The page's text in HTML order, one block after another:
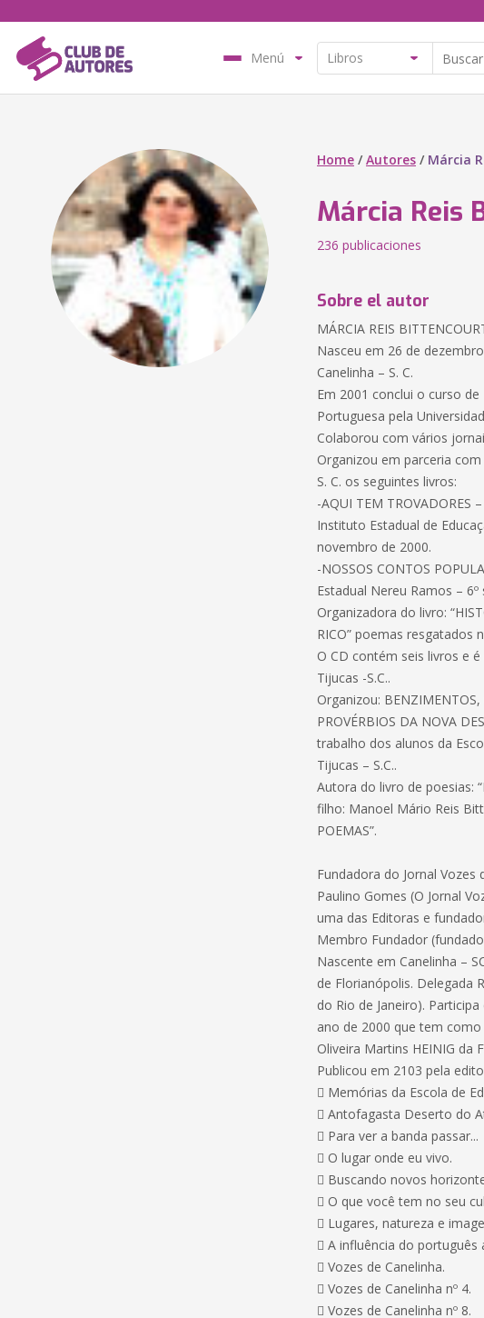
Menú
Home /Autores / Márcia
Márcia Reis
236 publicaciones
Sobre el autor
MÁRCIA REIS
Nasceu em 26 de
Canelinha – S. C.
Em 2001 conclui o curso
Portuguesa pela
Colaborou com vários
Organizou em parceria
S. C. os seguintes livros:
-AQUI TEM
Instituto Estadual de
novembro de 2000.
-NOSSOS CONTOS
Estadual Nereu Ramos –
Organizadora do livro:
RICO” poemas resgatados
O CD contém seis livros e
Tijucas -S.C..
Organizou: BENZIMENTOS,
PROVÉRBIOS DA NOVA
trabalho dos alunos da
Tijucas – S.C..
Autora do livro de poesias:
filho: Manoel Mário Reis
POEMAS”.
Fundadora do Jornal Vozes
Paulino Gomes (O Jornal
uma das Editoras e
Membro Fundador
Nascente em Canelinha –
de Florianópolis. Delegada
do Rio de Janeiro).
ano de 2000 que tem
Oliveira Martins HEINIG da
Publicou em 2103 pela
 Memórias da Escola de
 Antofagasta Deserto do
 Para ver a banda passar...
 O lugar onde eu vivo.
 Buscando novos
 O que você tem no seu
 Lugares, natureza e
 A influência do português
 Vozes de Canelinha.
 Vozes de Canelinha nº 4.
 Vozes de Canelinha nº 8.